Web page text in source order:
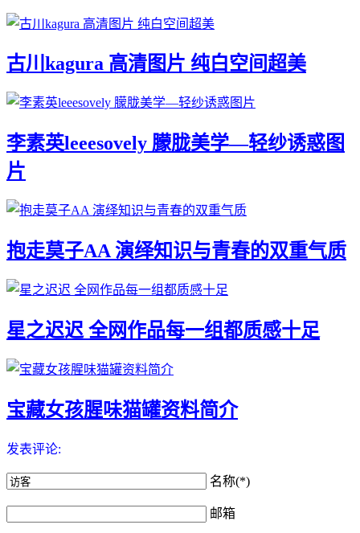
古川kagura 高清图片 纯白空间超美
李素英leeesovely 朦胧美学—轻纱诱惑图
片
抱走莫子AA 演绎知识与青春的双重气质
星之迟迟 全网作品每一组都质感十足
宝藏女孩腥味猫罐资料简介
发表评论:
名称(*)
邮箱